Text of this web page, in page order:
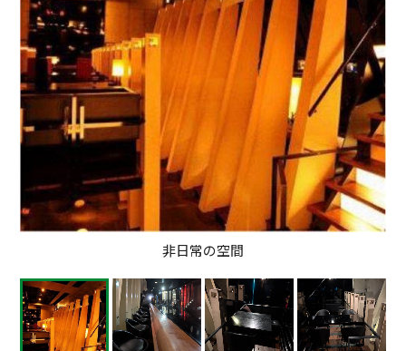
非日常の空間